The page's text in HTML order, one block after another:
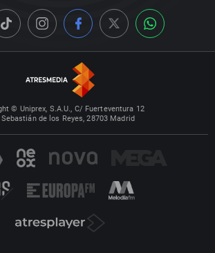
© Uniprex, S.A.U., C/ Fuerteventura 12
de los Reyes, 28703 Madrid